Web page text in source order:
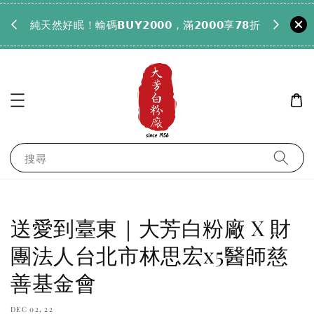
純天然好眠！輸碼𝗕𝗨𝗬𝟮𝟬𝟬𝟬，滿𝟮𝟬𝟬𝟬享𝟳𝟴折
搜尋
送愛到臺東｜大芳白粉廠 X 財
團法人台北市林思宏x5醫師慈
善基金會
DEC 02, 22